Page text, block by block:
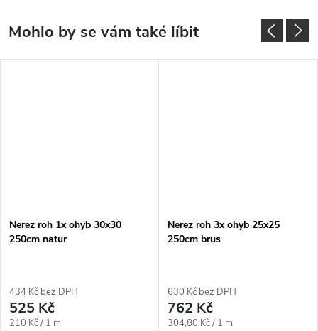
Nerez roh 1x ohyb 30x30
250cm natur
434 Kč bez DPH
525 Kč
Měrná
210 Kč / 1 m
Nerez roh 3x ohyb 25x25
250cm brus
630 Kč bez DPH
762 Kč
Měrná
304,80 Kč / 1 m